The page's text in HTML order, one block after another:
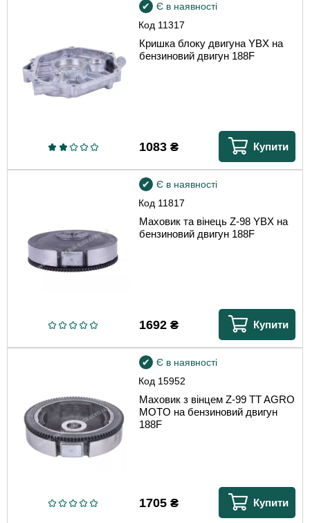
Код 11317
Є в наявності
Кришка блоку двигуна YBX на
бензиновий двигун 188F
1083₴ Купити
Код 11817
Є в наявності
Маховик та вінець Z-98 YBX на
бензиновий двигун 188F
1692₴ Купити
Код 15952
Є в наявності
Маховик з вінцем Z-99 TT AGRO
MOTO на бензиновий двигун
188F
1705₴ Купити